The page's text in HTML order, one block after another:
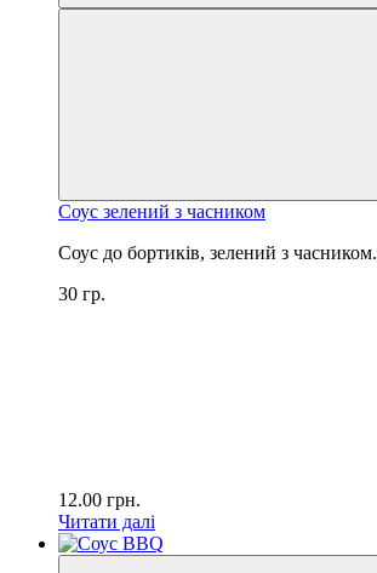
Соус зелений з часником
Соус до бортиків, зелений з часником.
30 гр.
12.00 грн.
Читати далі